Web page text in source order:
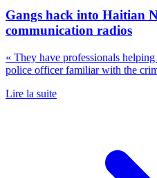
Gangs hack into Haitian
communication radios
« They have professionals
police officer familiar with the
Lire la suite